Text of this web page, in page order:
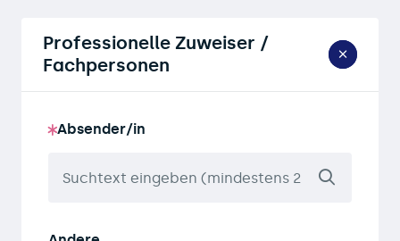
Professionelle Zuweiser /
Fachpersonen
Absender/in